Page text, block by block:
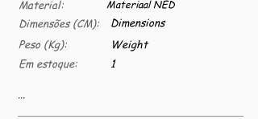
Material:
Dimensões (CM):
Peso (Kg):
Em estoque:
Materiaal NED
Dimensions
Weight
1
...